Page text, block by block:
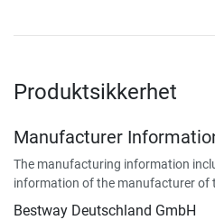
Produktsikkerhet
Manufacturer
The manufacturing information
information of the manufacturer of
Bestway Deutschland GmbH